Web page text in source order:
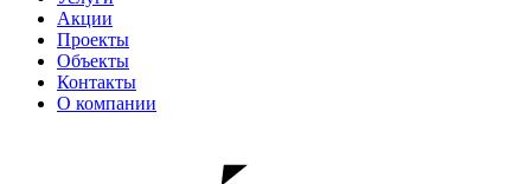
Акции
Проекты
Объекты
Контакты
О компании